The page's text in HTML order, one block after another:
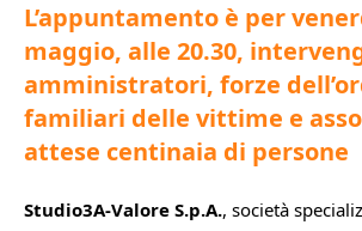
L’appuntamento è per
maggio, alle 20.30,
amministratori, forze
familiari delle vittime e
attese centinaia di persone
Studio3A-Valore S.p.A., società